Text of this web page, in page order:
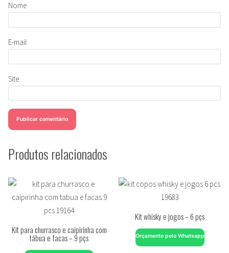
Nome
E-mail
Site
Produtos relacionados
Kit para churrasco e caipirinha com
tábua e facas – 9 pçs
Kit whisky e jogos – 6 pçs
Orçamento pelo Whatsapp